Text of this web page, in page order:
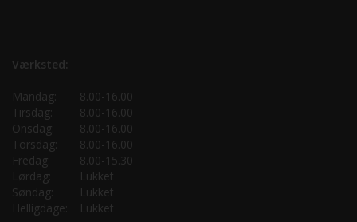
Værksted:
Mandag:
8.00-16.00
Tirsdag:
8.00-16.00
Onsdag:
8.00-16.00
Torsdag:
8.00-16.00
Fredag:
8.00-15.30
Lørdag:
Lukket
Søndag:
Lukket
Helligdage:
Lukket